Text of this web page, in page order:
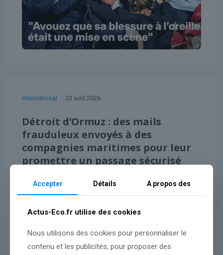
International 23 avril 2026
Détroit d’Ormuz : des mails
frauduleux envoyés à des
compagnies maritimes pour leur
promettre un passage sécurisé
Accepter Détails A propos des
Actus-Eco.fr utilise des cookies
Nous utilisons des cookies pour personnaliser le
contenu et les publicités, pour proposer des